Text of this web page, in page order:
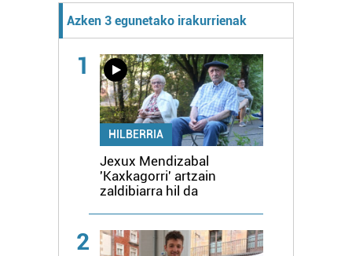
Azken 3 egunetako irakurrienak
1
HILBERRIA
Jexux Mendizabal
'Kaxkagorri' artzain
zaldibiarra hil da
2